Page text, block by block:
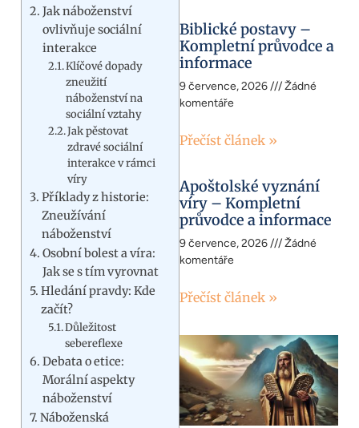
Jak náboženství
ovlivňuje sociální
interakce
Klíčové dopady
zneužití
náboženství na
sociální vztahy
Jak pěstovat
zdravé sociální
interakce v rámci
víry
Příklady z historie:
Zneužívání
náboženství
Osobní bolest a víra:
Jak se s tím vyrovnat
Hledání pravdy: Kde
začít?
Důležitost
sebereflexe
Debata o etice:
Morální aspekty
náboženství
Náboženská
Biblické postavy –
Kompletní průvodce a
informace
9 července, 2026
Žádné
komentáře
Přečíst článek »
Apoštolské vyznání
víry – Kompletní
průvodce a informace
9 července, 2026
Žádné
komentáře
Přečíst článek »